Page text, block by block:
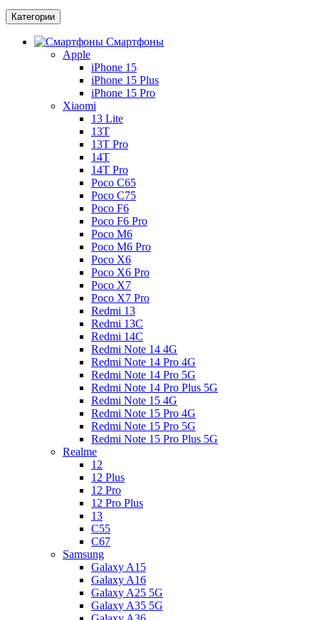
Категории
Смартфоны
Apple
iPhone 15
iPhone 15 Plus
iPhone 15 Pro
Xiaomi
13 Lite
13T
13T Pro
14T
14T Pro
Poco C65
Poco C75
Poco F6
Poco F6 Pro
Poco M6
Poco M6 Pro
Poco X6
Poco X6 Pro
Poco X7
Poco X7 Pro
Redmi 13
Redmi 13C
Redmi 14C
Redmi Note 14 4G
Redmi Note 14 Pro 4G
Redmi Note 14 Pro 5G
Redmi Note 14 Pro Plus 5G
Redmi Note 15 4G
Redmi Note 15 Pro 4G
Redmi Note 15 Pro 5G
Redmi Note 15 Pro Plus 5G
Realme
12
12 Plus
12 Pro
12 Pro Plus
13
C55
C67
Samsung
Galaxy A15
Galaxy A16
Galaxy A25 5G
Galaxy A35 5G